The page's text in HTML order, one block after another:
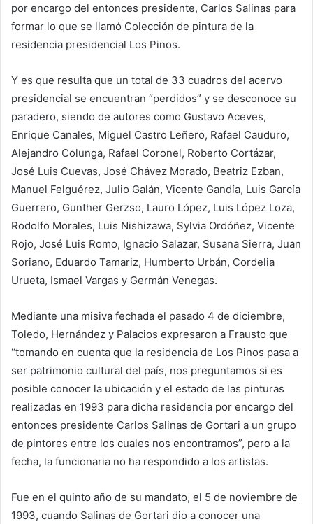
por encargo del entonces presidente, Carlos Salinas para
formar lo que se llamó Colección de pintura de la
residencia presidencial Los Pinos.
Y es que resulta que un total de 33 cuadros del acervo
presidencial se encuentran “perdidos” y se desconoce su
paradero, siendo de autores como Gustavo Aceves,
Enrique Canales, Miguel Castro Leñero, Rafael Cauduro,
Alejandro Colunga, Rafael Coronel, Roberto Cortázar,
José Luis Cuevas, José Chávez Morado, Beatriz Ezban,
Manuel Felguérez, Julio Galán, Vicente Gandía, Luis García
Guerrero, Gunther Gerzso, Lauro López, Luis López Loza,
Rodolfo Morales, Luis Nishizawa, Sylvia Ordóñez, Vicente
Rojo, José Luis Romo, Ignacio Salazar, Susana Sierra, Juan
Soriano, Eduardo Tamariz, Humberto Urbán, Cordelia
Urueta, Ismael Vargas y Germán Venegas.
Mediante una misiva fechada el pasado 4 de diciembre,
Toledo, Hernández y Palacios expresaron a Frausto que
‘‘tomando en cuenta que la residencia de Los Pinos pasa a
ser patrimonio cultural del país, nos preguntamos si es
posible conocer la ubicación y el estado de las pinturas
realizadas en 1993 para dicha residencia por encargo del
entonces presidente Carlos Salinas de Gortari a un grupo
de pintores entre los cuales nos encontramos”, pero a la
fecha, la funcionaria no ha respondido a los artistas.
Fue en el quinto año de su mandato, el 5 de noviembre de
1993, cuando Salinas de Gortari dio a conocer una